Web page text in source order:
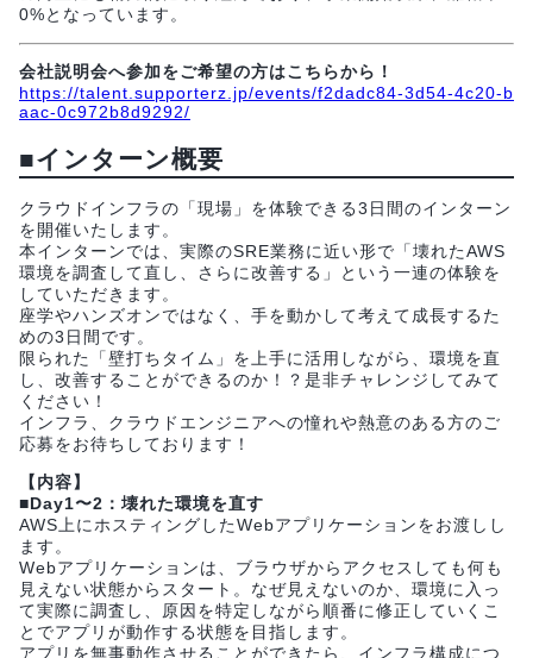
0%となっています。
会社説明会へ参加をご希望の方はこちらから！
https://talent.supporterz.jp/events/f2dadc84-3d54-4c20-b
aac-0c972b8d9292/
■インターン概要
クラウドインフラの「現場」を体験できる3日間のインターン
を開催いたします。
本インターンでは、実際のSRE業務に近い形で「壊れたAWS
環境を調査して直し、さらに改善する」という一連の体験を
していただきます。
座学やハンズオンではなく、手を動かして考えて成長するた
めの3日間です。
限られた「壁打ちタイム」を上手に活用しながら、環境を直
し、改善することができるのか！？是非チャレンジしてみて
ください！
インフラ、クラウドエンジニアへの憧れや熱意のある方のご
応募をお待ちしております！
【内容】
■Day1〜2：壊れた環境を直す
AWS上にホスティングしたWebアプリケーションをお渡しし
ます。
Webアプリケーションは、ブラウザからアクセスしても何も
見えない状態からスタート。なぜ見えないのか、環境に入っ
て実際に調査し、原因を特定しながら順番に修正していくこ
とでアプリが動作する状態を目指します。
アプリを無事動作させることができたら、インフラ構成につ